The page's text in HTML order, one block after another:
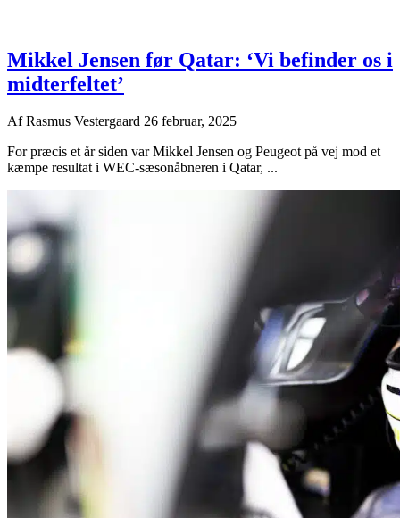
Mikkel Jensen før Qatar: ‘Vi befinder os i
midterfeltet’
AfRasmus Vestergaard 26 februar, 2025
For præcis et år siden var Mikkel Jensen og Peugeot på vej mod et
kæmpe resultat i WEC-sæsonåbneren i Qatar, ...